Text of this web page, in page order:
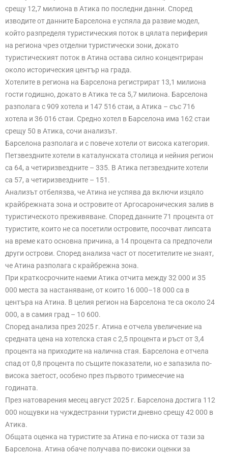
срещу 12,7 милиона в Атика по последни данни. Според
изводите от данните Барселона е успяла да развие модел,
който разпределя туристическия поток в цялата периферия
на региона чрез отделни туристически зони, докато
туристическият поток в Атина остава силно концентриран
около историческия център на града.
Хотелите в региона на Барселона регистрират 13,1 милиона
гости годишно, докато в Атика те са 5,7 милиона. Барселона
разполага с 909 хотела и 147 516 стаи, а Атика – със 716
хотела и 36 016 стаи. Средно хотел в Барселона има 162 стаи
срещу 50 в Атика, сочи анализът.
Барселона разполага и с повече хотели от висока категория.
Петзвездните хотели в каталунската столица и нейния регион
са 64, а четиризвездните – 335. В Атика петзвездните хотели
са 57, а четиризвездните – 151.
Анализът отбелязва, че Атина не успява да включи изцяло
крайбрежната зона и островите от Аргосароническия залив в
туристическото преживяване. Според данните 71 процента от
туристите, които не са посетили островите, посочват липсата
на време като основна причина, а 14 процента са предпочели
други острови. Според анализа част от посетителите не знаят,
че Атина разполага с крайбрежна зона.
При краткосрочните наеми Атика отчита между 32 000 и 35
000 места за настаняване, от които 16 000–18 000 са в
центъра на Атина. В целия регион на Барселона те са около 24
000, а в самия град – 10 600.
Според анализа през 2025 г. Атина е отчела увеличение на
средната цена на хотелска стая с 2,5 процента и ръст от 3,4
процента на приходите на налична стая. Барселона е отчела
спад от 0,8 процента по същите показатели, но е запазила по-
висока заетост, особено през първото тримесечие на
годината.
През натоварения месец август 2025 г. Барселона достига 112
000 нощувки на чуждестранни туристи дневно срещу 42 000 в
Атика.
Общата оценка на туристите за Атина е по-ниска от тази за
Барселона. Атина обаче получава по-високи оценки за